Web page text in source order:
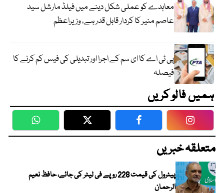
معاہدے کو عملی شکل دینے میں فیلڈ مارشل سید
عاصم منیر کا کردار قابل قدر ہے، وزیراعظم
پی ٹی اے کا ای سم کے اجرا اور تبدیلی کی فیس کم کرنے کا
فیصلہ
ہمیں فالو کریں
WhatsApp Twitter Facebook
متعلقہ خبریں
پیٹرول کی قیمت 228 روپے فی لیٹر کی جائے، حافظ نعیم
الرحمان